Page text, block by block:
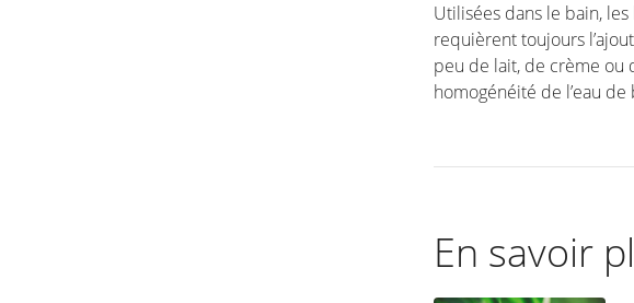
Utilisées dans le bain,
requièrent toujours
peu de lait, de crème
homogénéité de l’eau de
En savoir